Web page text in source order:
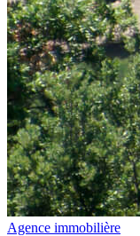
Agence immobilière